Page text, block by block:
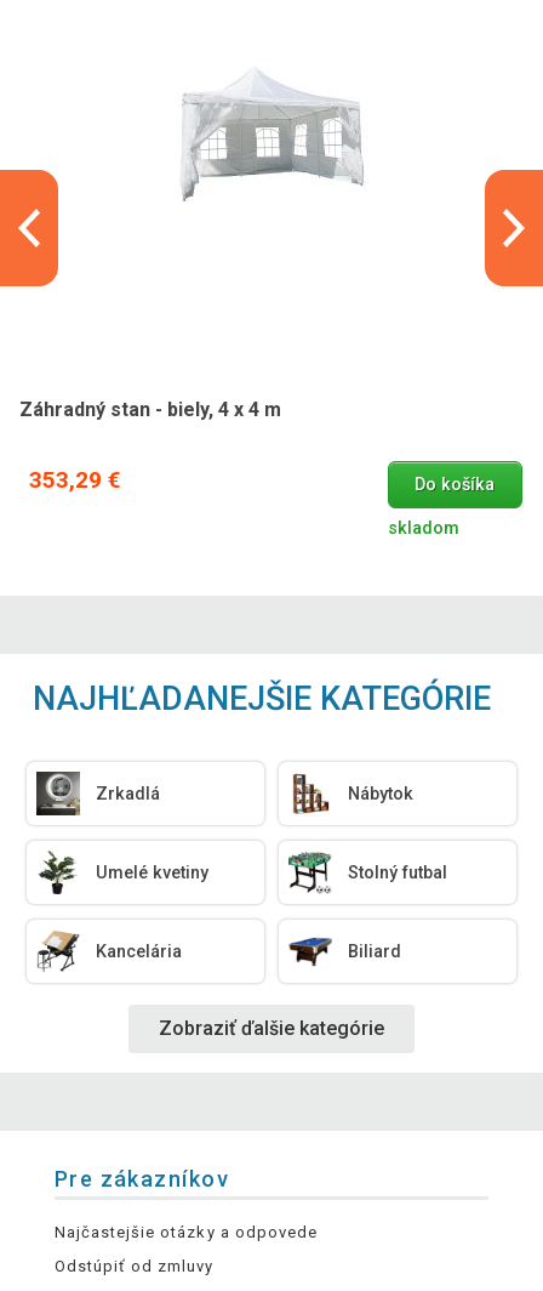
Záhradný stan - biely, 4 x 4 m
353,29 € Do košíka
skladom
NAJHĽADANEJŠIE KATEGÓRIE
Zrkadlá Nábytok
Umelé kvetiny Stolný futbal
Kancelária Biliard
Zobraziť ďalšie kategórie
Pre zákazníkov
Najčastejšie otázky a odpovede
Odstúpiť od zmluvy